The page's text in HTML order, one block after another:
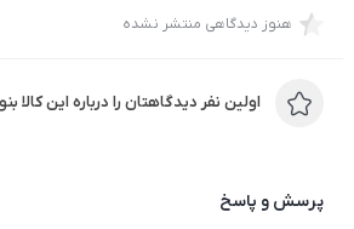
هنوز دیدگاهی منتشر نشده
اولین نفر دیدگاهتان را درباره این کالا
پرسش و پاسخ